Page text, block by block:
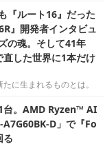
『ルート16』だった
』開発者インタビュ
の魂。そして41年
した世界に1本だけ
に生まれるものとは。
台。AMD Ryzen™ AI
D」で『Fo
る